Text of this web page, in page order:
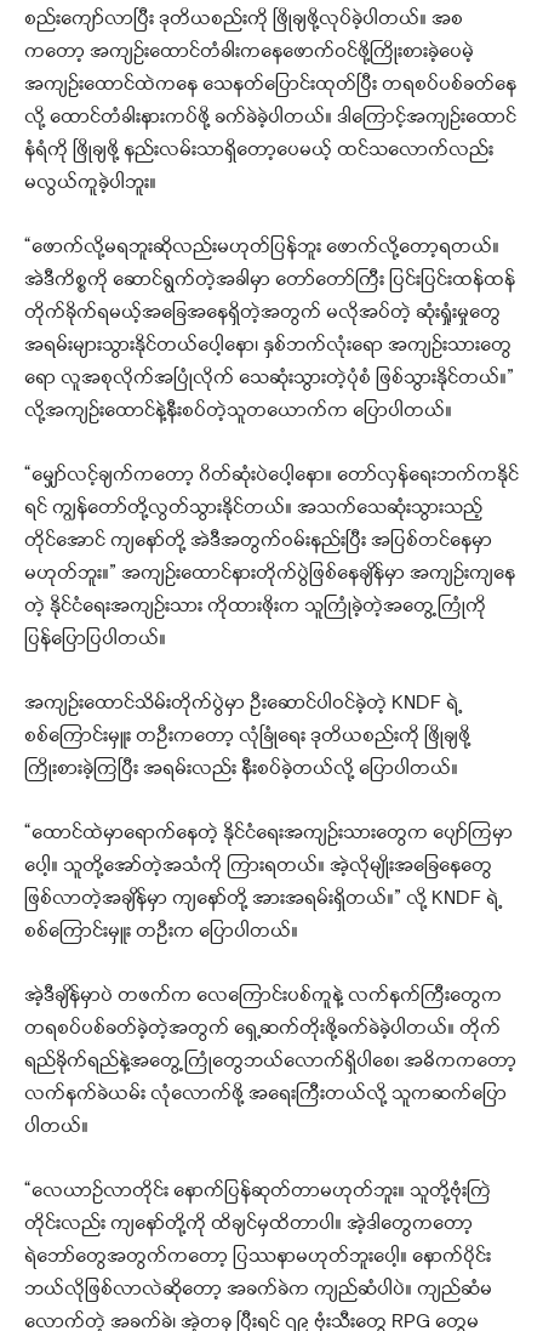
စည်းကျော်လာပြီး ဒုတိယစည်းကို ဖြိုချဖို့လုပ်ခဲ့ပါတယ်။ အစ
ကတော့ အကျဉ်းထောင်တံခါးကနေဖောက်ဝင်ဖို့ကြိုးစားခဲ့ပေမဲ့
အကျဉ်းထောင်ထဲကနေ သေနတ်ပြောင်းထုတ်ပြီး တရစပ်ပစ်ခတ်နေ
လို့ ထောင်တံခါးနားကပ်ဖို့ ခက်ခဲခဲ့ပါတယ်။ ဒါကြောင့်အကျဉ်းထောင်
နံရံကို ဖြိုချဖို့ နည်းလမ်းသာရှိတော့ပေမယ့် ထင်သလောက်လည်း
မလွယ်ကူခဲ့ပါဘူး။
“ဖောက်လို့မရဘူးဆိုလည်းမဟုတ်ပြန်ဘူး ဖောက်လို့တော့ရတယ်။
အဲဒီကိစ္စကို ဆောင်ရွက်တဲ့အခါမှာ တော်တော်ကြီး ပြင်းပြင်းထန်ထန်
တိုက်ခိုက်ရမယ့်အခြေအနေရှိတဲ့အတွက် မလိုအပ်တဲ့ ဆုံးရှုံးမှုတွေ
အရမ်းများသွားနိုင်တယ်ပေါ့နော၊ နှစ်ဘက်လုံးရော အကျဉ်းသားတွေ
ရော လူအစုလိုက်အပြုံလိုက် သေဆုံးသွားတဲ့ပုံစံ ဖြစ်သွားနိုင်တယ်။”
လို့အကျဉ်းထောင်နဲ့နီးစပ်တဲ့သူတယောက်က ပြောပါတယ်။
“‌မျှော်လင့်ချက်ကတော့ ဂိတ်ဆုံးပဲပေါ့နော။ တော်လှန်ရေးဘက်ကနိုင်
ရင် ကျွန်တော်တို့လွတ်သွားနိုင်တယ်။ အသက်သေဆုံးသွားသည့်
တိုင်အောင် ကျနော်တို့ အဲဒီအတွက်ဝမ်းနည်းပြီး အပြစ်တင်နေမှာ
မဟုတ်ဘူး။” အကျဉ်းထောင်နားတိုက်ပွဲဖြစ်နေချိန်မှာ အကျဉ်းကျနေ
တဲ့ နိုင်ငံရေးအကျဉ်းသား ကိုထားဖိုးက သူကြုံခဲ့တဲ့အတွေ့ကြုံကို
ပြန်ပြောပြပါတယ်။
အကျဉ်းထောင်သိမ်းတိုက်ပွဲမှာ ဦးဆောင်ပါဝင်ခဲ့တဲ့ KNDF ရဲ့
စစ်ကြောင်းမှူး တဦးကတော့ လုံခြုံရေး ဒုတိယစည်းကို ဖြိုချဖို့
ကြိုးစားခဲ့ကြပြီး အရမ်းလည်း နီးစပ်ခဲ့တယ်လို့ ပြောပါတယ်။
“ထောင်ထဲမှာရောက်နေတဲ့ နိုင်ငံရေးအကျဉ်းသားတွေက ပျော်ကြမှာ
ပေါ့။ သူတို့အော်တဲ့အသံကို ကြားရတယ်။ အဲ့လိုမျိုးအခြေနေတွေ
ဖြစ်လာတဲ့အချိန်မှာ ကျနော်တို့ အားအရမ်းရှိတယ်။” လို့ KNDF ရဲ့
စစ်ကြောင်းမှူး တဦးက ပြောပါတယ်။
အဲ့ဒီချိန်မှာပဲ တဖက်က လေကြောင်းပစ်ကူနဲ့ လက်နက်ကြီးတွေက
တရစပ်ပစ်ခတ်ခဲ့တဲ့အတွက် ရှေ့ဆက်တိုးဖို့ခက်ခဲခဲ့ပါတယ်။ တိုက်
ရည်ခိုက်ရည်နဲ့အတွေ့ကြုံတွေဘယ်လောက်ရှိပါစေ၊ အဓိကကတော့
လက်နက်ခဲယမ်း လုံလောက်ဖို့ အရေးကြီးတယ်လို့ သူကဆက်ပြော
ပါတယ်။
“လေယာဉ်လာတိုင်း နောက်ပြန်ဆုတ်တာမဟုတ်ဘူး။ သူတို့ဗုံးကြဲ
တိုင်းလည်း ကျနော်တို့ကို ထိချင်မှထိတာပါ။ အဲ့ဒါတွေကတော့
ရဲဘော်တွေအတွက်ကတော့ ပြဿနာမဟုတ်ဘူးပေါ့။ နောက်ပိုင်း
ဘယ်လိုဖြစ်လာလဲဆိုတော့ အခက်ခဲက ကျည်ဆံပါပဲ။ ကျည်ဆံမ
လောက်တဲ့ အခက်ခဲ၊ အဲ့တခု ပြီးရင် ၇၉ ဗုံးသီးတွေ RPG တွေမ